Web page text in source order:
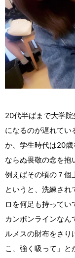
20代半ばまで大学
になるのが遅れてい
か、学生時代は20
ならぬ畏敬の念を抱
例えばその頃の７個
というと、洗練され
ロを何足も持って
カンボンラインな
ルメスの財布をさり
こ、強く吸って」